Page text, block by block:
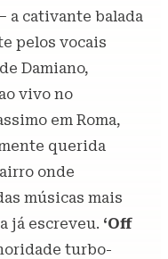
– a cativante balada
pelos vocais
Damiano,
vivo no
em Roma,
querida
onde
músicas mais
já escreveu. ‘Off
turbo-